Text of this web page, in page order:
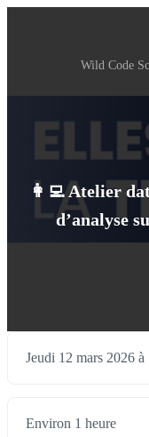
Wild Code
👩‍💻 Atelier
d’analyse
Jeudi 12 mars 2026
Environ 1 heure